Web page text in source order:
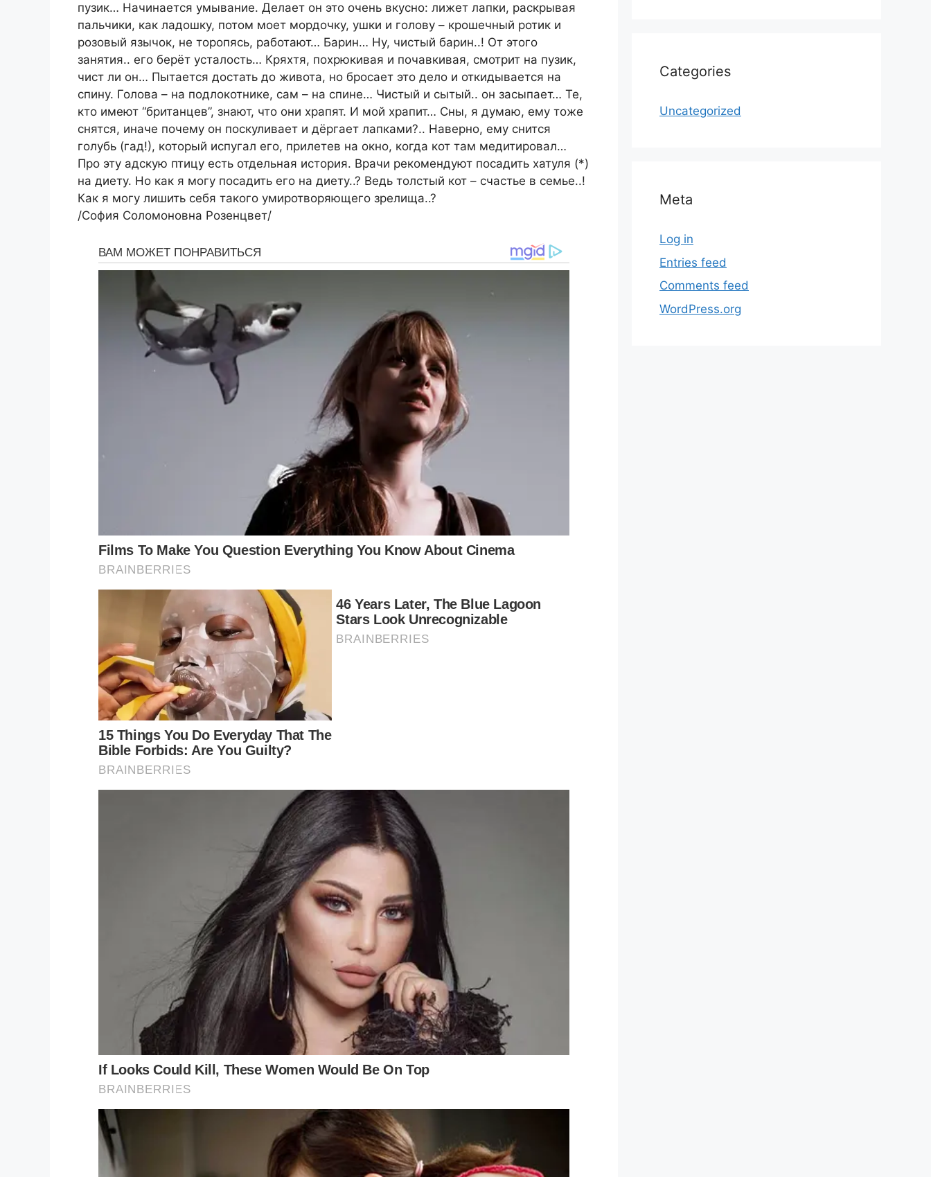
пузик… Начинается умывание. Делает он это очень вкусно: лижет лапки, раскрывая
пальчики, как ладошку, потом моет мордочку, ушки и голову – крошечный ротик и
розовый язычок, не торопясь, работают… Барин… Ну, чистый барин..! От этого
занятия.. его берёт усталость… Кряхтя, похрюкивая и почавкивая, смотрит на пузик,
чист ли он… Пытается достать до живота, но бросает это дело и откидывается на
спину. Голова – на подлокотнике, сам – на спине… Чистый и сытый.. он засыпает… Те,
кто имеют “британцев”, знают, что они храпят. И мой храпит… Сны, я думаю, ему тоже
снятся, иначе почему он поскуливает и дёргает лапками?.. Наверно, ему снится
голубь (гад!), который испугал его, прилетев на окно, когда кот там медитировал…
Про эту адскую птицу есть отдельная история. Врачи рекомендуют посадить хатуля (*)
на диету. Но как я могу посадить его на диету..? Ведь толстый кот – счастье в семье..!
Как я могу лишить себя такого умиротворяющего зрелища..?
/София Соломоновна Розенцвет/
Categories
Uncategorized
Meta
Log in
Entries feed
Comments feed
WordPress.org